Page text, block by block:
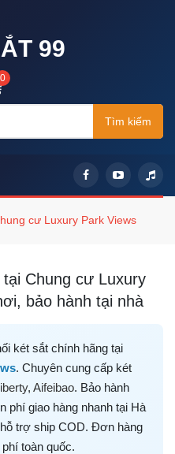
99
0
Tìm kiếm
cư Luxury Park Views
Chung cư Luxury
bảo hành tại nhà
két sắt chính hãng tại
. Chuyên cung cấp két
, Aifeibao. Bảo hành
phí giao hàng nhanh tại Hà
trợ ship COD. Đơn hàng
toàn quốc.